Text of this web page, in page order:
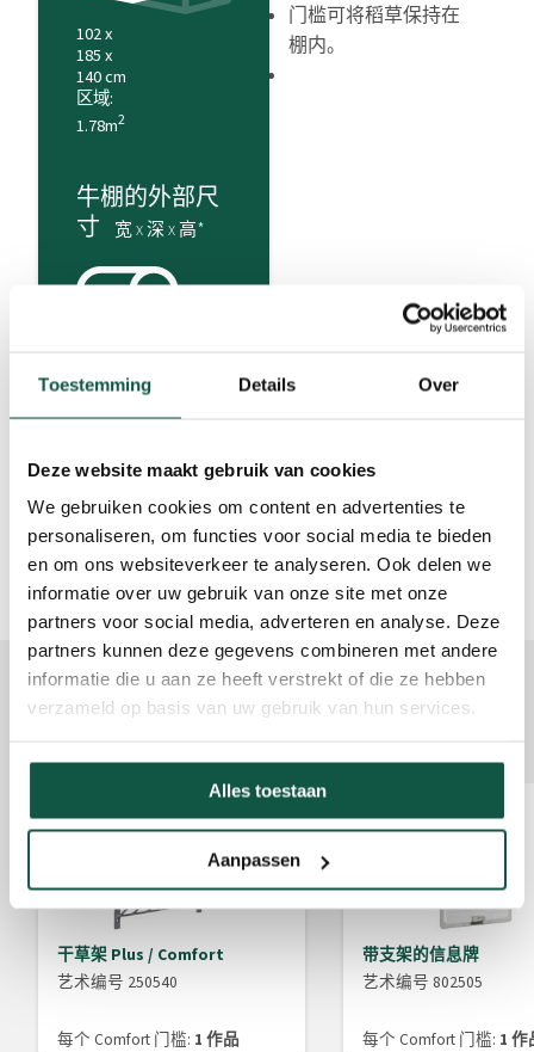
Toestemming Details Over
Deze website maakt gebruik van cookies
We gebruiken cookies om content en advertenties te
personaliseren, om functies voor social media te bieden
en om ons websiteverkeer te analyseren. Ook delen we
informatie over uw gebruik van onze site met onze
partners voor social media, adverteren en analyse. Deze
partners kunnen deze gegevens combineren met andere
informatie die u aan ze heeft verstrekt of die ze hebben
verzameld op basis van uw gebruik van hun services.
Alles toestaan
Aanpassen
102 x
185 x
140 cm
区域:
1.78m2
牛棚的外部尺
寸
宽 x 深 x 高*
114 x
198 x
140 cm
门槛可将稻草保持在
棚内。
完成此产品
干草架 Plus / Comfort
艺术编号 250540
每个 Comfort 门槛: 1 作品
带支架的信息牌
艺术编号 802505
每个 Comfort 门槛: 1 作